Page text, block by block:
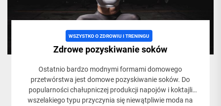
WSZYSTKO O ZDROWIU I TRENINGU
Zdrowe pozyskiwanie soków
Ostatnio bardzo modnymi formami domowego
przetwórstwa jest domowe pozyskiwanie soków. Do
popularności chałupniczej produkcji napojów i koktajli
wszelakiego typu przyczynia się niewątpliwie moda na